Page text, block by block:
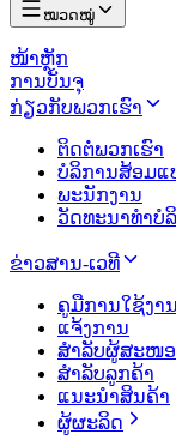
ໝວດໝູ່
ໜ້າຫຼັກ
ການບັນຈຸ
ກ່ຽວກັບພວກເຮົາ
ຕິດຕໍ່ພວກເຮົາ
ບໍລິການສ້ອມແ
ພະນັກງານ
ວັດທະນາທຳບໍ
ຂ່າວສານ-ເວທີ
ຄູມືການໃຊ້ງານ
ແຈ້ງການ
ສຳລັບຜູ້ສະໜອ
ສຳລັບລູກຄ້າ
ແນະນຳສິນຄ້າ
ຜູ້ຜະລິດ